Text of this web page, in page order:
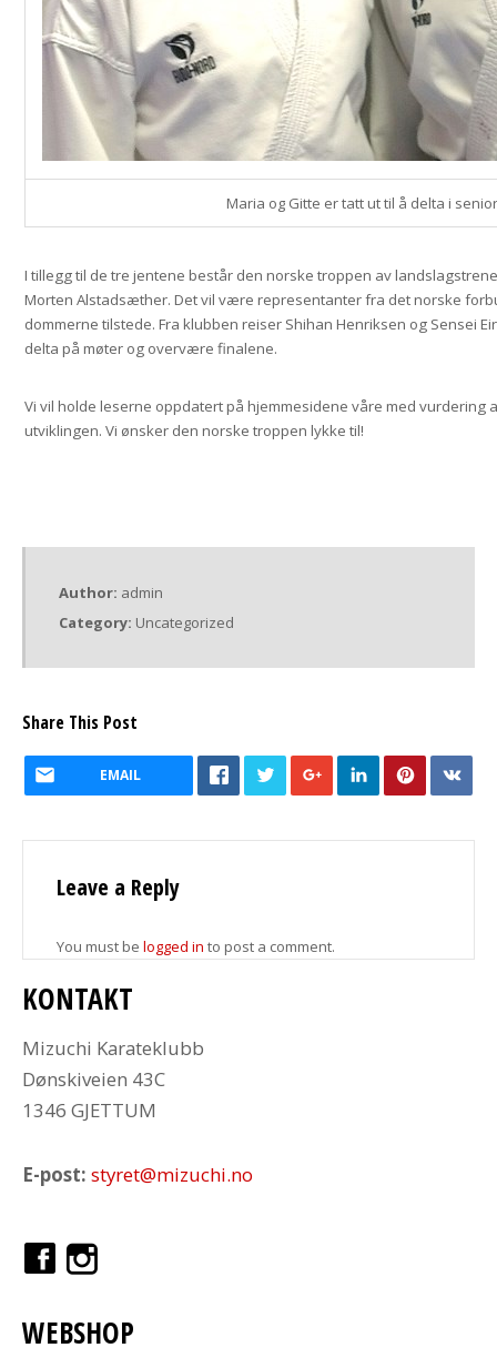
Maria og Gitte er tatt ut til å delta i
I tillegg til de tre jentene består den norske troppen av
Morten Alstadsæther. Det vil være representanter fra det norske
dommerne tilstede. Fra klubben reiser Shihan Henriksen og Sensei
delta på møter og overvære finalene.
Vi vil holde leserne oppdatert på hjemmesidene våre med vurdering
utviklingen. Vi ønsker den norske troppen lykke til!
Author: admin
Category: Uncategorized
Share This Post
EMAIL
Leave a Reply
You must be logged in to post a comment.
KONTAKT
Mizuchi Karateklubb
Dønskiveien 43C
1346 GJETTUM
E-post: styret@mizuchi.no
WEBSHOP